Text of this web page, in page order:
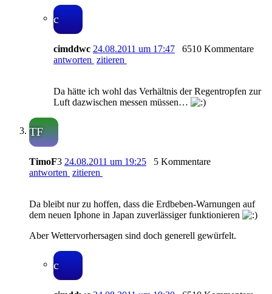
c
cimddwc 24.08.2011 um 17:47
6510 Kommentare
antworten zitieren
Da hätte ich wohl das Verhältnis der Regentropfen zur
Luft dazwischen messen müssen…
TF
TimoF3 24.08.2011 um 19:25
5 Kommentare
antworten zitieren
Da bleibt nur zu hoffen, dass die Erdbeben-Warnungen auf
dem neuen Iphone in Japan zuverlässiger funktionieren
Aber Wettervorhersagen sind doch generell gewürfelt.
c